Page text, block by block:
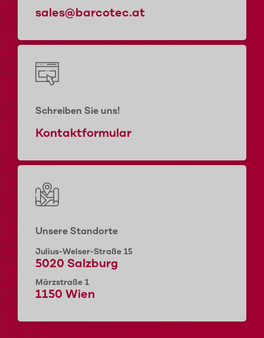
sales@barcotec.at
Schreiben Sie uns!
Kontaktformular
Unsere Standorte
Julius-Welser-Straße 15
5020 Salzburg
Märzstraße 1
1150 Wien